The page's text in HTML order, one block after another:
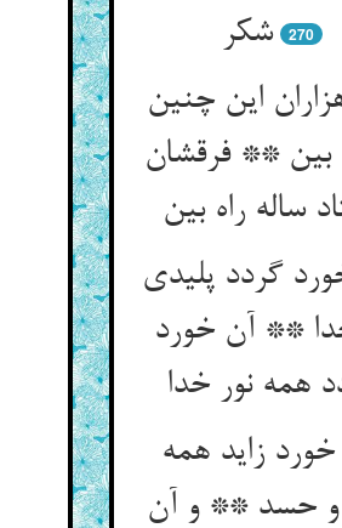
شکر
270
این چنین
بین ** فرقشان
گردد پلیدی
** آن خورد
همه نور خدا
خورد زاید همه
حسد ** و آن